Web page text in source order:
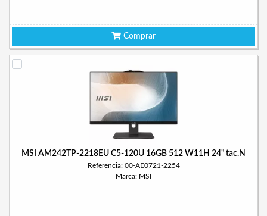
Comprar
MSI AM242TP-2218EU C5-120U 16GB 512 W11H 24" tac.N
Referencia: 00-AE0721-2254
Marca: MSI